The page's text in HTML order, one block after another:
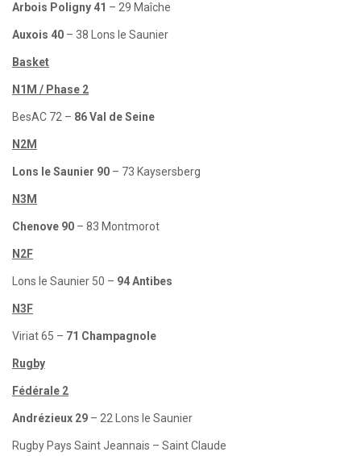
Arbois Poligny 41 – 29 Maîche
Auxois 40 – 38 Lons le Saunier
Basket
N1M / Phase 2
BesAC 72 – 86 Val de Seine
N2M
Lons le Saunier 90 – 73 Kaysersberg
N3M
Chenove 90 – 83 Montmorot
N2F
Lons le Saunier 50 – 94 Antibes
N3F
Viriat 65 – 71 Champagnole
Rugby
Fédérale 2
Andrézieux 29 – 22 Lons le Saunier
Rugby Pays Saint Jeannais – Saint Claude